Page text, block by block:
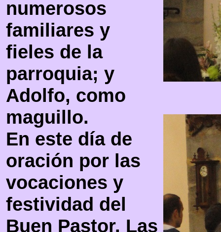
numerosos
familiares y
fieles de la
parroquia; y
Adolfo, como
maguillo.
En este día de
oración por las
vocaciones y
festividad del
Buen Pastor. Las